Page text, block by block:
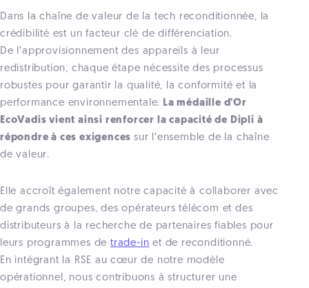
Dans la chaîne de valeur de la tech reconditionnée, la
crédibilité est un facteur clé de différenciation.
De l’approvisionnement des appareils à leur
redistribution, chaque étape nécessite des processus
robustes pour garantir la qualité, la conformité et la
performance environnementale. La médaille d'Or
EcoVadis vient ainsi renforcer la capacité de Dipli à
répondre à ces exigencessur l’ensemble de la chaîne
de valeur.
Elle accroît également notre capacité à collaborer avec
de grands groupes, des opérateurs télécom et des
distributeurs à la recherche de partenaires fiables pour
leurs programmes detrade-in et de reconditionné.
En intégrant la RSE au cœur de notre modèle
opérationnel, nous contribuons à structurer une